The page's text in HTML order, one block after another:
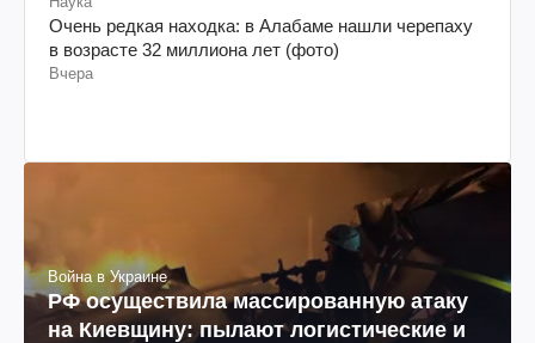
Очень редкая находка: в Алабаме нашли черепаху
в возрасте 32 миллиона лет (фото)
Вчера
Война в Украине
РФ осуществила массированную атаку
на Киевщину: пылают логистические и